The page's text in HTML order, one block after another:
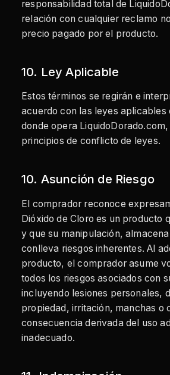
responsabilidad total de
relación con cualquier reclamo
precio pagado por el producto.
10. Ley Aplicable
Estos términos se regirán e
acuerdo con las leyes aplicables
donde opera
principios de conflicto de leyes.
10. Asunción de Riesgo
El comprador reconoce
Dióxido de Cloro es un producto
y que su manipulación,
conlleva riesgos inherentes. Al
producto, el comprador asume
todos los riesgos asociados con
incluyendo lesiones personales,
propiedad, irritación, manchas o
consecuencia derivada del uso
inadecuado.